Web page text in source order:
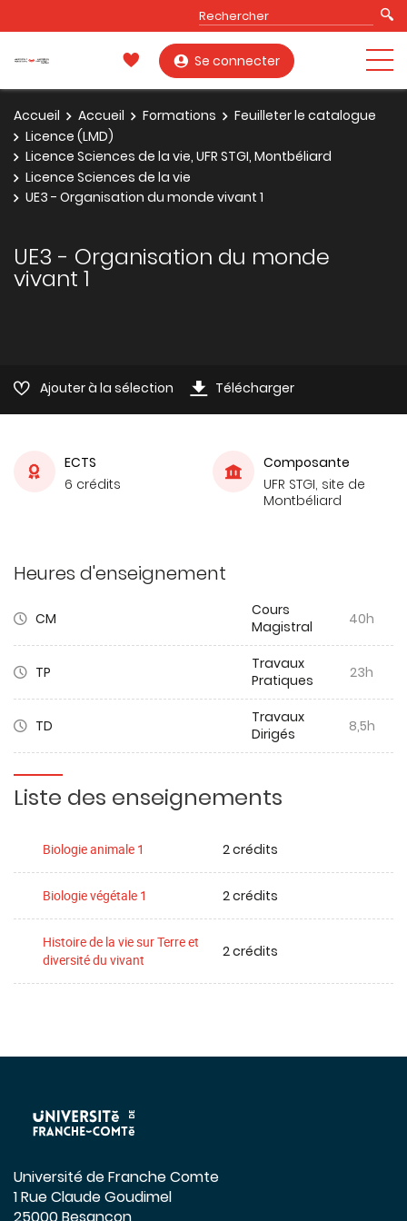
Se connecter
Accueil Accueil Formations
Feuilleter le catalogue
Licence (LMD)
Licence Sciences de la vie, UFR STGI, Montbéliard
Licence Sciences de la vie
UE3 - Organisation du monde vivant 1
UE3 - Organisation du monde
vivant 1
Ajouter à la sélection Télécharger
ECTS
6 crédits
Composante
UFR STGI, site de
Montbéliard
Heures d'enseignement
CM
Cours
Magistral
40h
TP
Travaux
Pratiques
23h
TD
Travaux
Dirigés
8,5h
Liste des enseignements
Biologie animale 1 2 crédits
Biologie végétale 1 2 crédits
Histoire de la vie sur Terre et
diversité du vivant
2 crédits
Université de Franche Comte
1 Rue Claude Goudimel
25000 Besançon